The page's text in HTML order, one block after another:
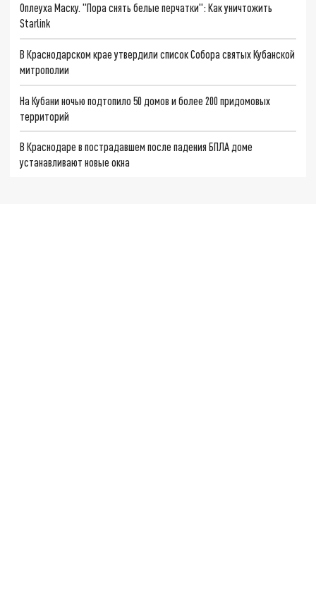
Оплеуха Маску. "Пора снять белые перчатки": Как уничтожить
Starlink
В Краснодарском крае утвердили список Собора святых Кубанской
митрополии
На Кубани ночью подтопило 50 домов и более 200 придомовых
территорий
В Краснодаре в пострадавшем после падения БПЛА доме
устанавливают новые окна